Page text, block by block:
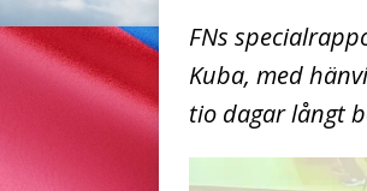
FNs
Kuba, med
tio dagar långt